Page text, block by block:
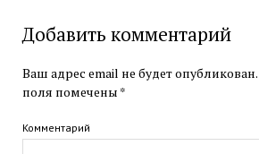
Добавить комментарий
Ваш адрес email не будет опубликован.
поля помечены *
Комментарий